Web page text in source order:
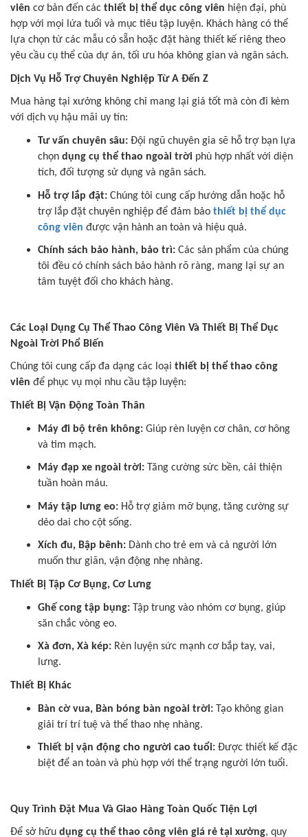
viên cơ bản đến các thiết bị thể dục công viên hiện đại, phù
hợp với mọi lứa tuổi và mục tiêu tập luyện. Khách hàng có thể
lựa chọn từ các mẫu có sẵn hoặc đặt hàng thiết kế riêng theo
yêu cầu cụ thể của dự án, tối ưu hóa không gian và ngân sách.
Dịch Vụ Hỗ Trợ Chuyên Nghiệp Từ A Đến Z
Mua hàng tại xưởng không chỉ mang lại giá tốt mà còn đi kèm
với dịch vụ hậu mãi uy tín:
Tư vấn chuyên sâu: Đội ngũ chuyên gia sẽ hỗ trợ bạn lựa
chọn dụng cụ thể thao ngoài trời phù hợp nhất với diện
tích, đối tượng sử dụng và ngân sách.
Hỗ trợ lắp đặt: Chúng tôi cung cấp hướng dẫn hoặc hỗ
trợ lắp đặt chuyên nghiệp để đảm bảo thiết bị thể dục
công viên được vận hành an toàn và hiệu quả.
Chính sách bảo hành, bảo trì: Các sản phẩm của chúng
tôi đều có chính sách bảo hành rõ ràng, mang lại sự an
tâm tuyệt đối cho khách hàng.
Các Loại Dụng Cụ Thể Thao Công Viên Và Thiết Bị Thể Dục
Ngoài Trời Phổ Biến
Chúng tôi cung cấp đa dạng các loại thiết bị thể thao công
viên để phục vụ mọi nhu cầu tập luyện:
Thiết Bị Vận Động Toàn Thân
Máy đi bộ trên không: Giúp rèn luyện cơ chân, cơ hông
và tim mạch.
Máy đạp xe ngoài trời: Tăng cường sức bền, cải thiện
tuần hoàn máu.
Máy tập lưng eo: Hỗ trợ giảm mỡ bụng, tăng cường sự
dẻo dai cho cột sống.
Xích đu, Bập bênh: Dành cho trẻ em và cả người lớn
muốn thư giãn, vận động nhẹ nhàng.
Thiết Bị Tập Cơ Bụng, Cơ Lưng
Ghế cong tập bụng: Tập trung vào nhóm cơ bụng, giúp
săn chắc vòng eo.
Xà đơn, Xà kép: Rèn luyện sức mạnh cơ bắp tay, vai,
lưng.
Thiết Bị Khác
Bàn cờ vua, Bàn bóng bàn ngoài trời: Tạo không gian
giải trí trí tuệ và thể thao nhẹ nhàng.
Thiết bị vận động cho người cao tuổi: Được thiết kế đặc
biệt để an toàn và phù hợp với thể trạng người lớn tuổi.
Quy Trình Đặt Mua Và Giao Hàng Toàn Quốc Tiện Lợi
Để sở hữu dụng cụ thể thao công viên giá rẻ tại xưởng, quy